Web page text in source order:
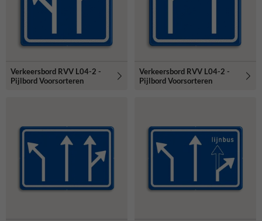
Verkeersbord RVV L04-2 -
Pijlbord Voorsorteren
Verkeersbord RVV L04-2 -
Pijlbord Voorsorteren